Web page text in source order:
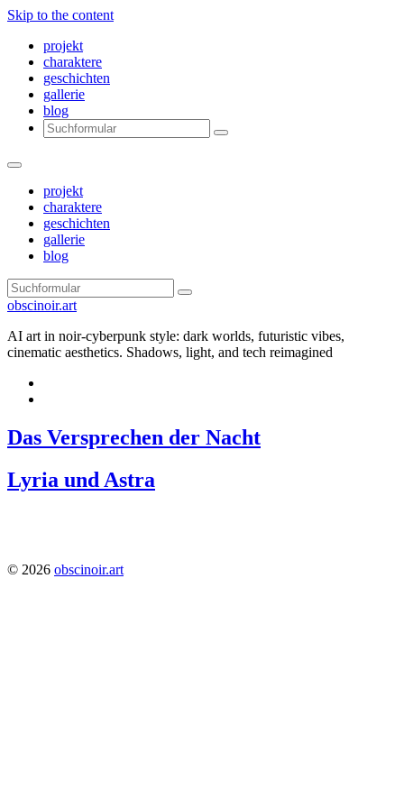
Skip to the content
projekt
charaktere
geschichten
gallerie
blog
Search
projekt
charaktere
geschichten
gallerie
blog
Search
obscinoir.art
AI art in noir-cyberpunk style: dark worlds, futuristic vibes,
cinematic aesthetics. Shadows, light, and tech reimagined
Das Versprechen der Nacht
Lyria und Astra
© 2026 obscinoir.art